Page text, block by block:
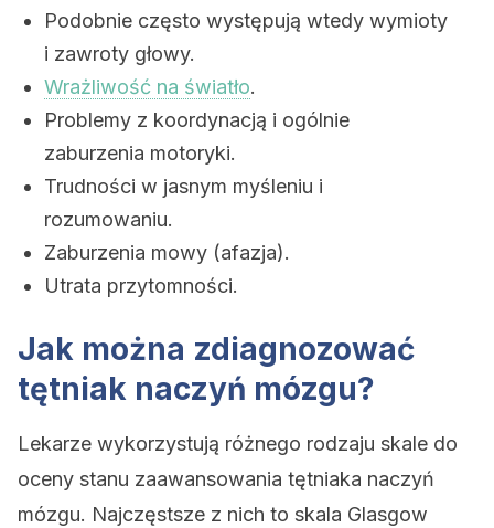
Podobnie często występują wtedy wymioty
i zawroty głowy.
Wrażliwość na światło.
Problemy z koordynacją i ogólnie
zaburzenia motoryki.
Trudności w jasnym myśleniu i
rozumowaniu.
Zaburzenia mowy (afazja).
Utrata przytomności.
Jak można zdiagnozować
tętniak naczyń mózgu?
Lekarze wykorzystują różnego rodzaju skale do
oceny stanu zaawansowania tętniaka naczyń
mózgu. Najczęstsze z nich to skala Glasgow